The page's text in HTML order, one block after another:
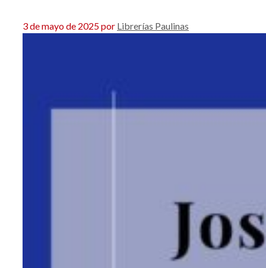
3 de mayo de 2025por Librerías Paulinas